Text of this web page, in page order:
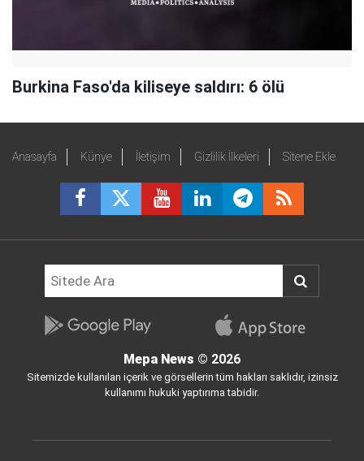
Burkina Faso'da kiliseye saldırı: 6 ölü
Anasayfa Künye İletişim Gizlilik İlkeleri Sitene Ekle
Mepa News © 2026
Sitemizde kullanılan içerik ve görsellerin tüm hakları saklıdır, izinsiz
kullanımı hukuki yaptırıma tabidir.